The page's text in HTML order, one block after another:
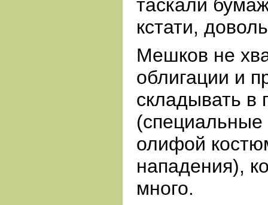
таскали
кстати,
Мешков не
облигации и
складывать в
олифой
нападения),
много.